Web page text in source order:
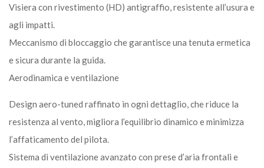
Visiera con rivestimento (HD) antigraffio, resistente all’usura e
agli impatti.
Meccanismo di bloccaggio che garantisce una tenuta ermetica
e sicura durante la guida.
Aerodinamica e ventilazione
Design aero-tuned raffinato in ogni dettaglio, che riduce la
resistenza al vento, migliora l’equilibrio dinamico e minimizza
l’affaticamento del pilota.
Sistema di ventilazione avanzato con prese d’aria frontali e